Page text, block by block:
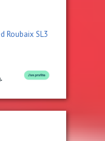
Roubaix SL3